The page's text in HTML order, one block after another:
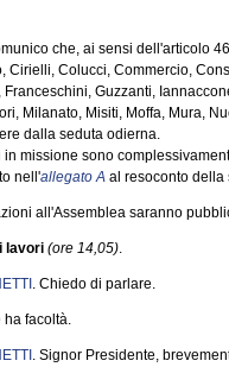
che, ai sensi dell'articolo
Cirielli, Colucci, Commercio,
Guzzanti,
Milanato, Misiti, Moffa, Mura,
dalla seduta odierna.
in missione sono
nell'allegato A al resoconto della
all'Assemblea saranno
lavori (ore 14,05).
. Chiedo di parlare.
ha facoltà.
. Signor Presidente,